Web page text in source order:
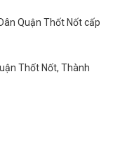
Quận Thốt Nốt cấp
Thốt Nốt, Thành